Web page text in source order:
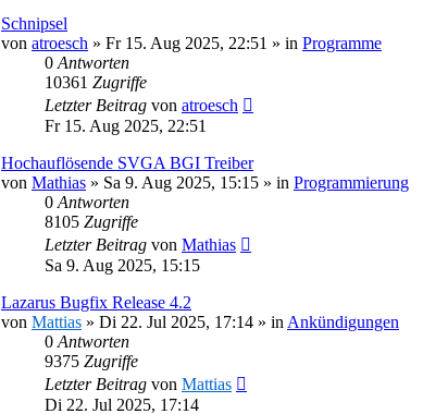
Schnipsel
von atroesch » Fr 15. Aug 2025, 22:51 » in Programme
0 Antworten
10361 Zugriffe
Letzter Beitrag von atroesch
Fr 15. Aug 2025, 22:51
Hochauflösende SVGA BGI Treiber
von Mathias » Sa 9. Aug 2025, 15:15 » in Programmierung
0 Antworten
8105 Zugriffe
Letzter Beitrag von Mathias
Sa 9. Aug 2025, 15:15
Lazarus Bugfix Release 4.2
von Mattias » Di 22. Jul 2025, 17:14 » in Ankündigungen
0 Antworten
9375 Zugriffe
Letzter Beitrag von Mattias
Di 22. Jul 2025, 17:14